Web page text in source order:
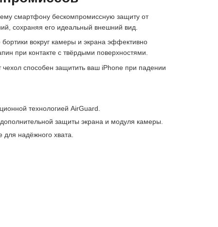
смартфону бескомпромиссную защиту от
сохраняя его идеальный внешний вид.
вокруг камеры и экрана эффективно
при контакте с твёрдыми поверхностями.
чехол способен защитить ваш iPhone при падении
технологией AirGuard.
защиты экрана и модуля камеры.
надёжного хвата.